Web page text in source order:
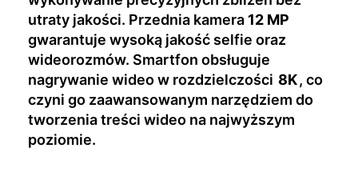
utraty jakości. Przednia kamera 12 MP
gwarantuje wysoką jakość selfie oraz
wideorozmów. Smartfon obsługuje
nagrywanie wideo w rozdzielczości 8K, co
czyni go zaawansowanym narzędziem do
tworzenia treści wideo na najwyższym
poziomie.